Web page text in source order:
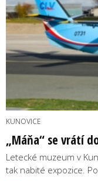
KUNOVICE
„Máňa“ se vrátí
Letecké muzeum v
tak nabité expozice.